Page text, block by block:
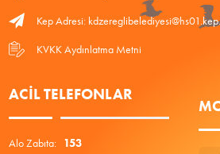
Kep Adresi:
KVKK Aydınlatma Metni
ACIL TELEFONLAR
Alo Zabıta: 153